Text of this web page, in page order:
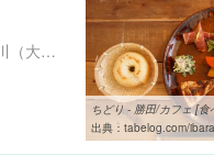
茨城県ひたちなか市東石川（大字）２８９７-１
ちどり - 勝田/カフェ [食
出典： tabelog.com/ibaraki/